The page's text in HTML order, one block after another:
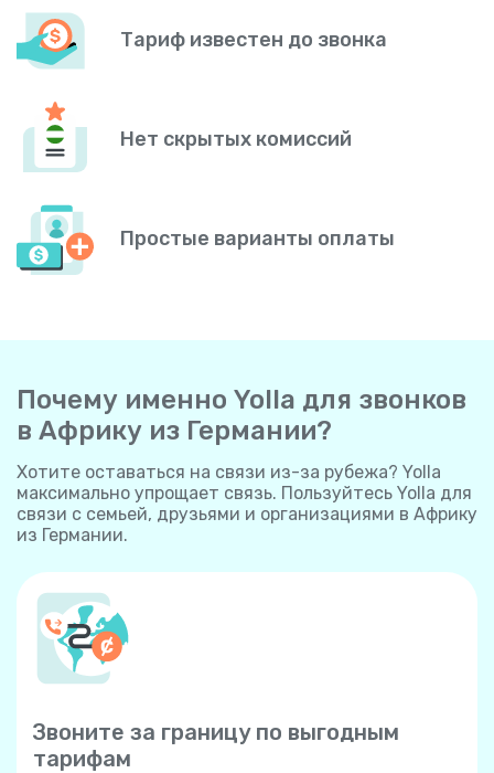
Тариф известен до звонка
Нет скрытых комиссий
Простые варианты оплаты
Почему именно Yolla для звонков
в Африку из Германии?
Хотите оставаться на связи из-за рубежа? Yolla
максимально упрощает связь. Пользуйтесь Yolla для
связи с семьей, друзьями и организациями в Африку
из Германии.
Звоните за границу по выгодным
тарифам